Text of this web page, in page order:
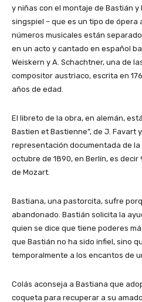
y niñas con el montaje de Bastián y
singspiel – que es un tipo de ópera
números musicales están
en un acto y cantado en español
Weiskern y A. Schachtner, una de
compositor austriaco, escrita en
años de edad.
El libreto de la obra, en alemán,
Bastien et Bastienne”, de J. Favart
representación documentada de la
octubre de 1890, en Berlín, es
de Mozart.
Bastiana, una pastorcita, sufre
abandonado. Bastián solicita la
quien se dice que tiene poderes
que Bastián no ha sido infiel, sino
temporalmente a los encantos de
Colás aconseja a Bastiana que
coqueta para recuperar a su